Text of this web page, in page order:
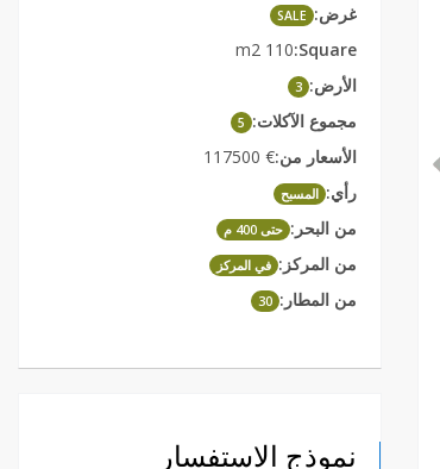
غرض: SALE
Square:
110 m2
الأرض: 3
مجموع الآكلات: 5
الأسعار من:€ 117500
رأي: المسبح
من البحر: حتى 400 م
من المركز: في المركز
من المطار: 30
نموذج الاستفسار